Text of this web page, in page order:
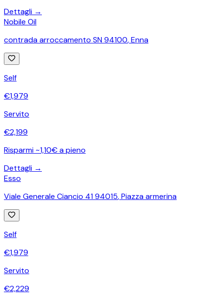
Dettagli →
Nobile Oil
contrada arroccamento SN 94100,Enna
Self
€1,979
Servito
€2,199
Risparmi ~1,10€ a pieno
Dettagli →
Esso
Viale Generale Ciancio 41 94015,Piazza armerina
Self
€1,979
Servito
€2,229